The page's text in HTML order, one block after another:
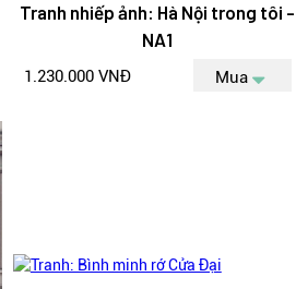
Tranh nhiếp ảnh: Hà Nội trong tôi -
NA1
1.230.000 VNĐ Mua